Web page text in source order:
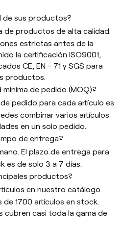
de sus productos?
de productos de alta calidad.
estrictas antes de la
la certificación ISO9001,
CE, EN - 71 y SGS para
productos.
mínima de pedido (MOQ)?
pedido para cada artículo es
combinar varios artículos
en un solo pedido.
de entrega?
El plazo de entrega para
es de solo 3 a 7 días.
productos?
en nuestro catálogo.
de 1700 artículos en stock.
cubren casi toda la gama de